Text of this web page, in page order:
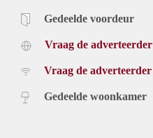
Gedeelde voordeur
Vraag de adverteerder
Vraag de adverteerder
Gedeelde woonkamer